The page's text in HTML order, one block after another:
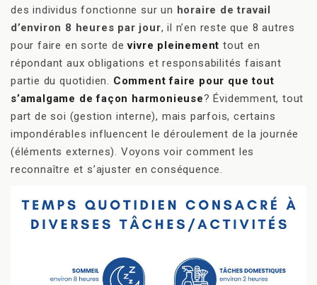
des individus fonctionne sur un horaire de travail
d’environ 8 heures par jour, il n’en reste que 8 autres
pour faire en sorte devivre pleinement tout en
répondant aux obligations et responsabilités faisant
partie du quotidien. Comment faire pour que tout
s’amalgame de façon harmonieuse? Évidemment, tout
part de soi (gestion interne), mais parfois, certains
impondérables influencent le déroulement de la journée
(éléments externes). Voyons voir comment les
reconnaître et s’ajuster en conséquence.